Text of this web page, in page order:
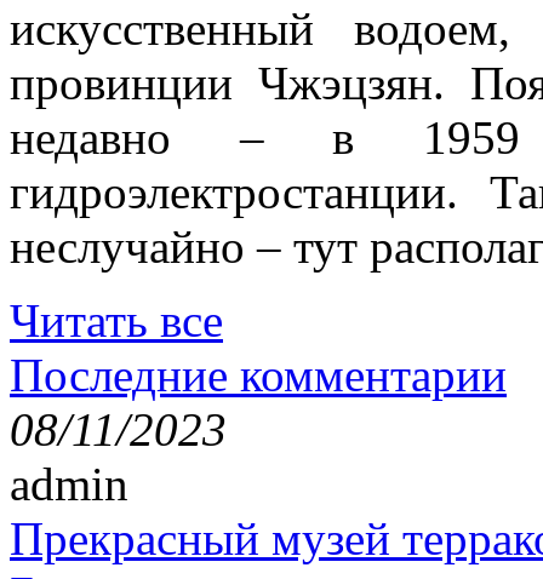
искусственный
провинции Чжэцзян.
недавно – в 1959
гидроэлектростанции.
неслучайно – тут
Читать все
Последние комментарии
08/11/2023
admin
Прекрасный музей